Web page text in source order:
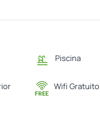
Piscina
Wifi Gratuito